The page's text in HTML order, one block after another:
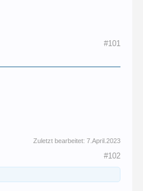
#101
Zuletzt bearbeitet: 7.April.2023
#102